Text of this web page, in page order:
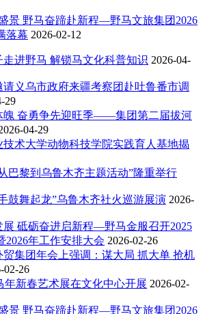
景 野马奋蹄赴新程—野马文旅集团2026
落幕 2026-02-12
走进野马 解锁马文化科普知识 2026-04-
请义乌市政府来疆考察团赴吐鲁番市调
29
魄 奋勇争先迎旺季——集团第二届拔河
04-29
技术大学动物科技学院实践育人基地揭
巴黎到乌鲁木齐主题活动”隆重举行
鼓舞起龙”乌鲁木齐社火巡游展演 2026-
展 砥砺奋进启新程—野马金服召开2025
2026年工作安排大会 2026-02-26
贸集团年会上强调：谋大局 抓大单 抢机
02-26
年新春艺术展在文化中心开展 2026-02-
景 野马奋蹄赴新程—野马文旅集团2026